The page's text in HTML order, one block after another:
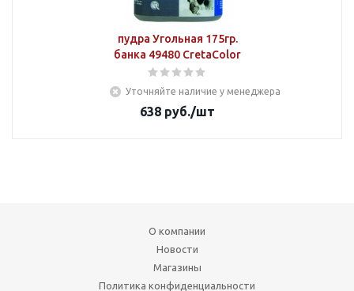
пудра Угольная 175гр.
банка 49480 CretaColor
Уточняйте наличие у менеджера
638 руб./шт
О компании
Новости
Магазины
Политика конфиденциальности